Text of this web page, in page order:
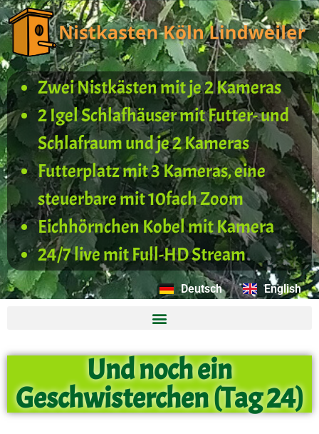
Zwei Nistkästen mit je 2 Kameras
2 Igel Schlafhäuser mit Futter- und
Schlafraum und je 2 Kameras
Futterplatz mit 3 Kameras, eine
steuerbare mit 10fach Zoom
Eichhörnchen Kobel mit Kamera
24/7 live mit Full-HD Stream
Deutsch English
Und noch ein
Geschwisterchen (Tag 24)